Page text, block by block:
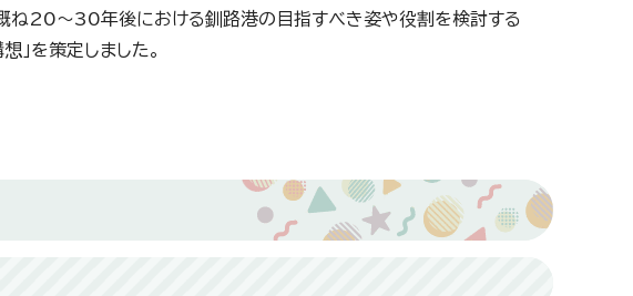
概ね20～30年後における釧路港の目指すべき姿や役割を検討する
」を策定しました。